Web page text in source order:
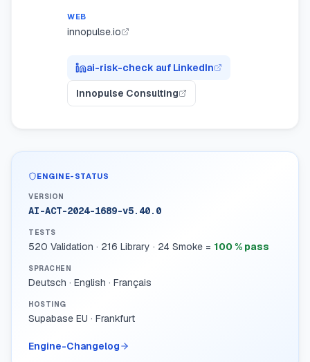
WEB
innopulse.io
ai-risk-check auf LinkedIn
Innopulse Consulting
ENGINE-STATUS
VERSION
AI-ACT-2024-1689-v5.40.0
TESTS
520 Validation · 216 Library · 24 Smoke = 100 % pass
SPRACHEN
Deutsch · English · Français
HOSTING
Supabase EU · Frankfurt
Engine-Changelog